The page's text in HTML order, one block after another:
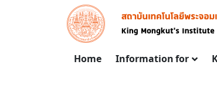
Skip to main content
Image
Main navigation
Home Information for